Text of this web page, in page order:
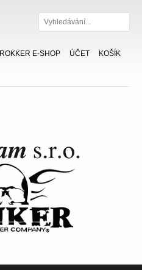
Hledat
KOŠÍK
ÚČET
ROKKER E-SHOP